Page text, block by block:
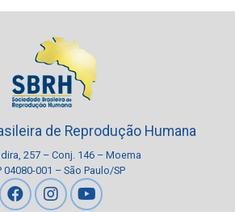
de Reprodução Humana
257 – Conj. 146 – Moema
04080-001 – São Paulo/SP